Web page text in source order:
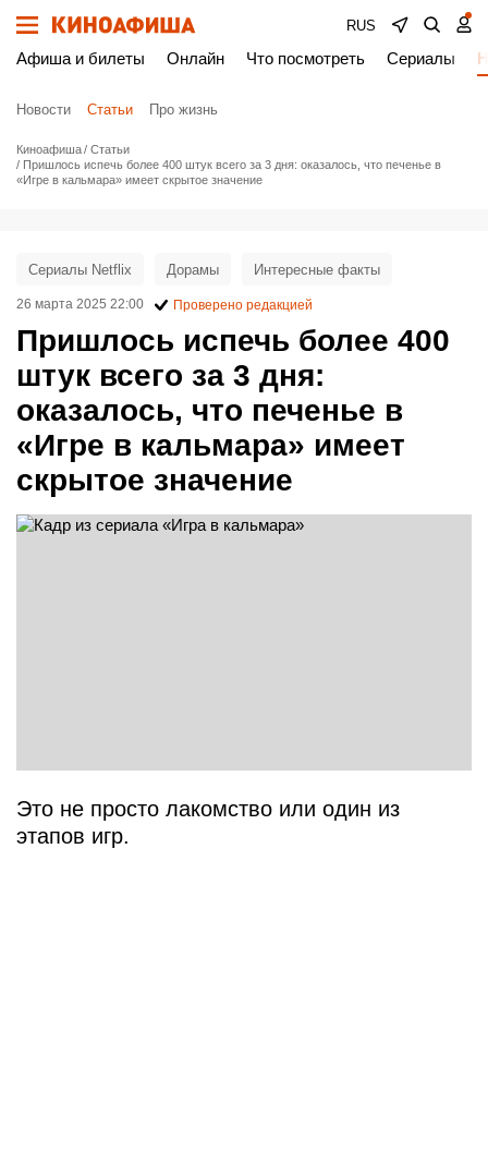
RUS
Афиша и билеты Онлайн Что посмотреть Сериалы
Новости Статьи Про жизнь
Киноафиша
Статьи
Пришлось испечь более 400 штук всего за 3 дня: оказалось, что печенье в
«Игре в кальмара» имеет скрытое значение
Пришлось испечь более 400
штук всего за 3 дня:
оказалось, что печенье в
«Игре в кальмара» имеет
скрытое значение
Сериалы Netflix Дорамы Интересные факты
26 марта 2025 22:00 Проверено редакцией
Это не просто лакомство или один из
этапов игр.